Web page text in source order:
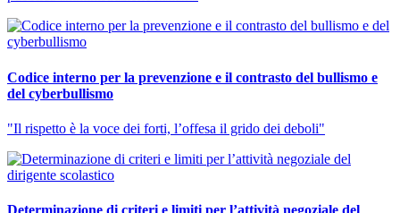
Codice interno per la prevenzione e il contrasto del bullismo e
del cyberbullismo
"Il rispetto è la voce dei forti, l’offesa il grido dei deboli"